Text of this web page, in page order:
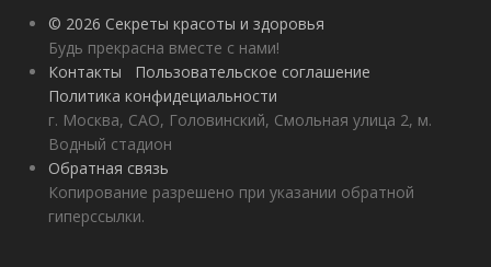
© 2026 Секреты красоты и здоровья
Будь прекрасна вместе с нами!
Контакты
Пользовательское соглашение
Политика конфидециальности
г. Москва, САО, Головинский, Смольная улица 2, м.
Водный стадион
Обратная связь
Копирование разрешено при указании обратной
гиперссылки.